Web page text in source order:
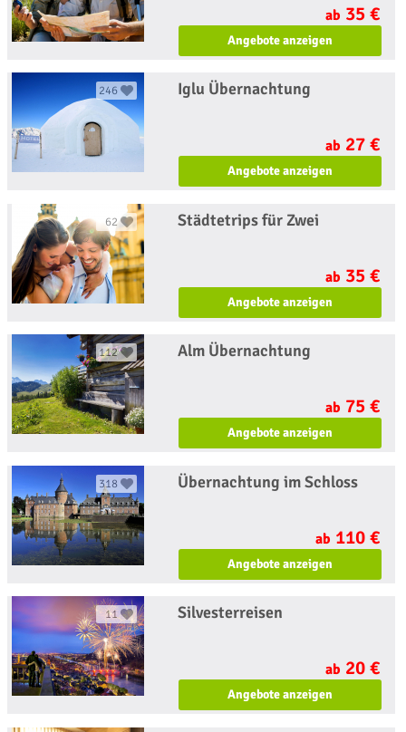
ab 35 €
Angebote anzeigen
246 Iglu Übernachtung
ab 27 €
Angebote anzeigen
62 Städtetrips für Zwei
ab 35 €
Angebote anzeigen
112 Alm Übernachtung
ab 75 €
Angebote anzeigen
318 Übernachtung im Schloss
ab 110 €
Angebote anzeigen
11 Silvesterreisen
ab 20 €
Angebote anzeigen